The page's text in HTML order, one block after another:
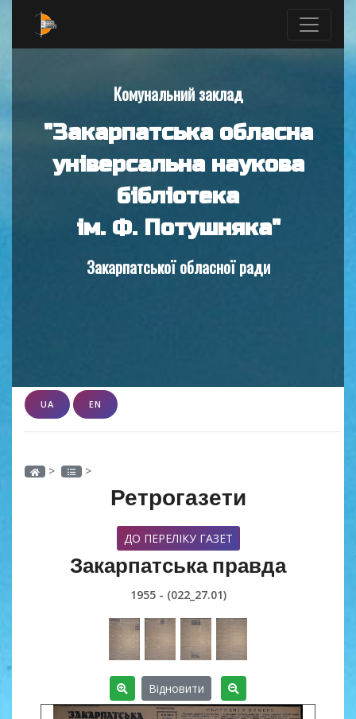
Комунальний заклад
"Закарпатська обласна
універсальна наукова
бібліотека
ім. Ф. Потушняка"
Закарпатської обласної ради
UA EN
> >
Ретрогазети
ДО ПЕРЕЛІКУ ГАЗЕТ
Закарпатська правда
1955 - (022_27.01)
Відновити